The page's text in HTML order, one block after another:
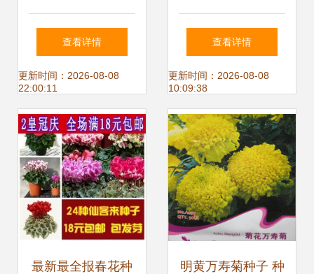
丰台世界花卉大观
园 与2000种植物
邂逅，把春天带回
家
查看详情
更新时间：2026-08-08
22:00:11
团团圆圆，这10种
花卉种子给你带来
新年福气
查看详情
更新时间：2026-08-08
10:09:38
最新最全报春花种 明黄万寿菊种子 种